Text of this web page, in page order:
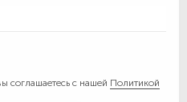
соглашаетесь с нашей Политикой